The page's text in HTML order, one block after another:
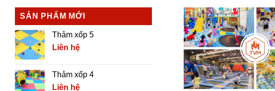
SẢN PHẨM MỚI
Thảm xốp 5
Liên hệ
Thảm xốp 4
Liên hệ